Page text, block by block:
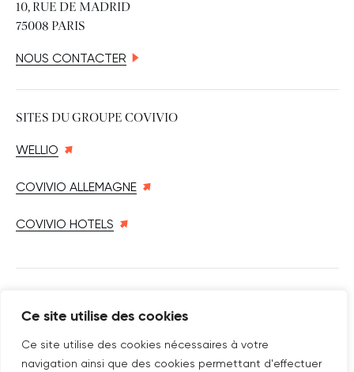
Ce site utilise des cookies
Ce site utilise des cookies nécessaires à votre
navigation ainsi que des cookies permettant d'effectuer
10, RUE DE MADRID
75008 PARIS
NOUS CONTACTER
SITES DU GROUPE COVIVIO
WELLIO
COVIVIO ALLEMAGNE
COVIVIO HOTELS